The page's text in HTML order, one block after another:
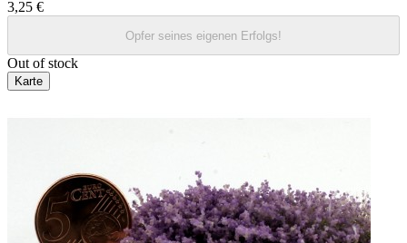
3,25 €
Opfer seines eigenen Erfolgs!
Out of stock
Karte